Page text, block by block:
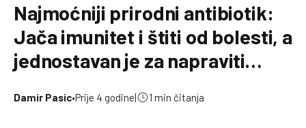
Najmoćniji prirodni antibiotik:
Jača imunitet i štiti od bolesti, a
jednostavan je za napraviti…
Damir Pasic•Prije 4 godine| 1 min čitanja